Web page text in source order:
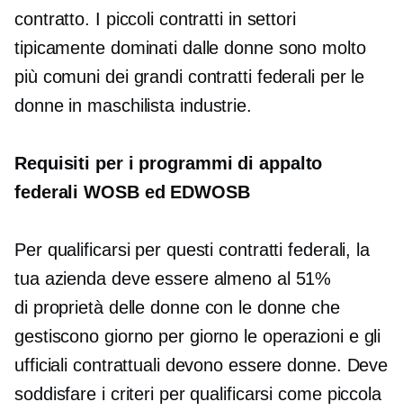
contratto. I piccoli contratti in settori
tipicamente dominati dalle donne sono molto
più comuni dei grandi contratti federali per le
donne in maschilista industrie.
Requisiti per i programmi di appalto
federali WOSB ed EDWOSB
Per qualificarsi per questi contratti federali, la
tua azienda deve essere almeno al 51%
di proprietà delle donnecon le donne che
gestiscono giorno per giorno le operazioni e gli
ufficiali contrattuali devono essere donne. Deve
soddisfare i criteri per qualificarsi come piccola